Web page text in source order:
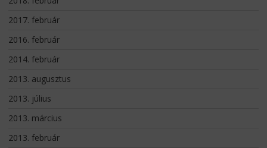
2017. február
2016. február
2014. február
2013. augusztus
2013. július
2013. március
2013. február